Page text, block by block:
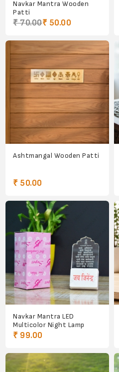
Navkar Mantra Wooden
Patti
₹ 70.00₹ 50.00
Ashtmangal Wooden Patti
₹ 50.00
Navkar Mantra LED
Multicolor Night Lamp
₹ 99.00